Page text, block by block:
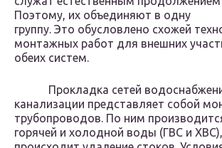
Поэтому, их объединяют в одну
группу. Это обусловлено схожей
монтажных работ для внешних
обеих систем.
Прокладка сетей
канализации представляет собой
трубопроводов. По ним
горячей и холодной воды (ГВС и